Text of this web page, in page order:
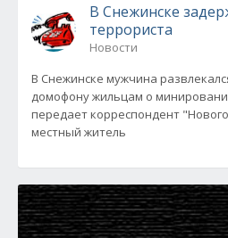
В Снежинске
террориста
Новости
В Снежинске мужчина
домофону жильцам о
передает корреспондент
местный житель